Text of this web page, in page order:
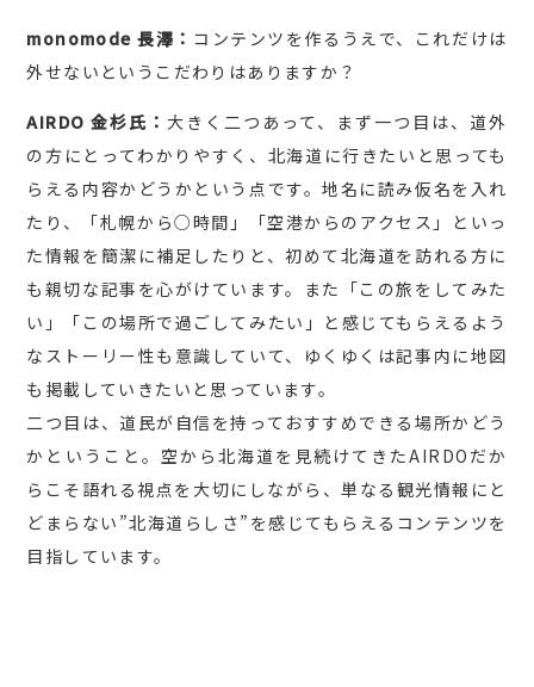
monomode 長澤： コンテンツを作るうえで、これだけは
外せないというこだわりはありますか？
AIRDO 金杉氏：大きく二つあって、まず一つ目は、道外
の方にとってわかりやすく、北海道に行きたいと思っても
らえる内容かどうかという点です。地名に読み仮名を入れ
たり、「札幌から○時間」「空港からのアクセス」といっ
た情報を簡潔に補足したりと、初めて北海道を訪れる方に
も親切な記事を心がけています。また「この旅をしてみた
い」「この場所で過ごしてみたい」と感じてもらえるよう
なストーリー性も意識していて、ゆくゆくは記事内に地図
も掲載していきたいと思っています。
二つ目は、道民が自信を持っておすすめできる場所かどう
かということ。空から北海道を見続けてきたAIRDOだか
らこそ語れる視点を大切にしながら、単なる観光情報にと
どまらない”北海道らしさ”を感じてもらえるコンテンツを
目指しています。